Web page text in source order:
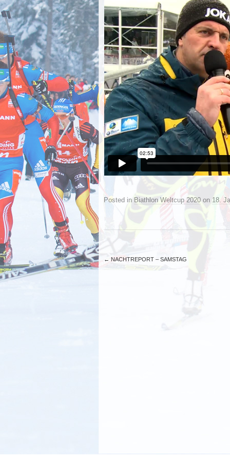
Posted in Biathlon Weltcup 2020 on 18.
← NACHTREPORT – SAMSTAG